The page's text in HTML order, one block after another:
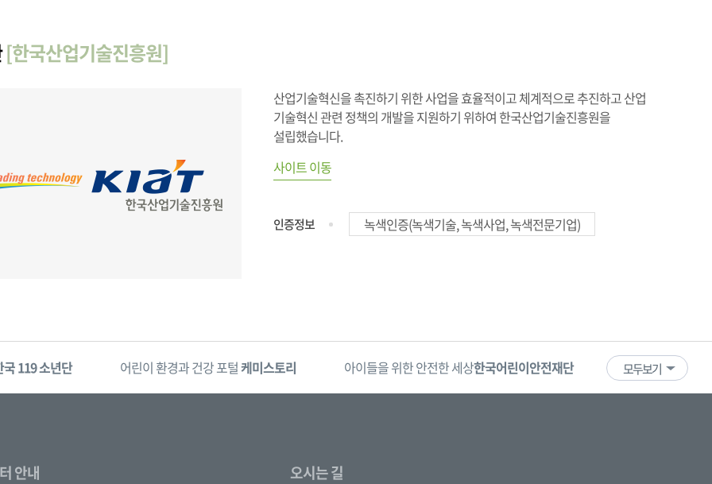
[한국산업기술진흥원]
산업기술혁신을 촉진하기 위한 사업을 효율적이고 체계적으로 추진하고 산업
기술혁신 관련 정책의 개발을 지원하기 위하여 한국산업기술진흥원을
설립했습니다.
사이트 이동
인증정보 녹색인증(녹색기술, 녹색사업, 녹색전문기업)
국 119 소년단 어린이 환경과 건강 포털케미스토리 아이들을 위한 안전한 세상한국어린이안전재단 어린이·청소년
모두보기
안내 오시는 길